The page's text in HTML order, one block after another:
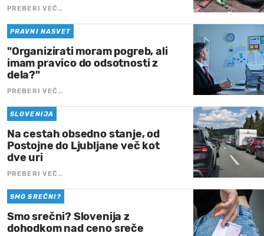
PREBERI VEČ…
PRAVNI NASVET
"Organizirati moram pogreb, ali
imam pravico do odsotnosti z
dela?"
PREBERI VEČ…
SLOVENIJA
Na cestah obsedno stanje, od
Postojne do Ljubljane več kot
dve uri
PREBERI VEČ…
SMO SREČNI?
Smo srečni? Slovenija z
dohodkom nad ceno sreče